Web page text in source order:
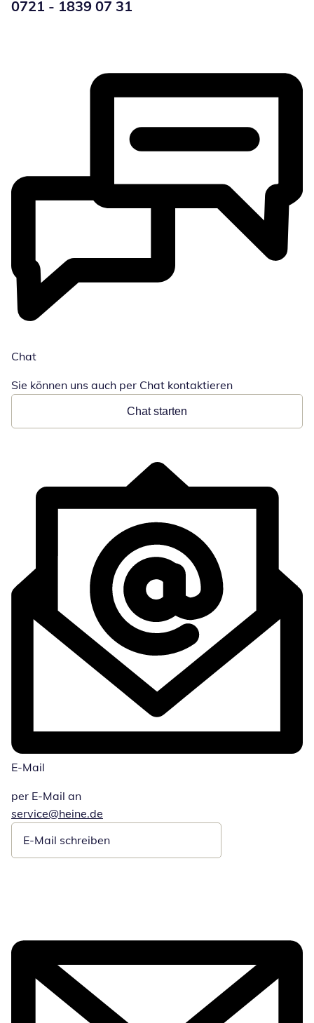
Telefonnummer:
0721 - 1839 07 31
Chat
Sie können uns auch per Chat kontaktieren
Chat starten
E-Mail
per E-Mail an
Öffnet E-Mail-Client
service@heine.de
E-Mail schreiben
Öffnet E-Mail-Client